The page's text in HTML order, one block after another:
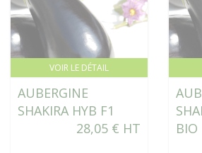
VOIR LE DÉTAIL
AUBERGINE
SHAKIRA HYB F1
28,05 € HT
BIO